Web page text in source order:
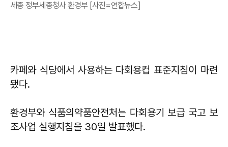
세종 정부세종청사 환경부 [사진=연합뉴스]
카페와 식당에서 사용하는 다회용컵 표준지침이 마련
됐다.
환경부와 식품의약품안전처는 다회용기 보급 국고 보
조사업 실행지침을 30일 발표했다.